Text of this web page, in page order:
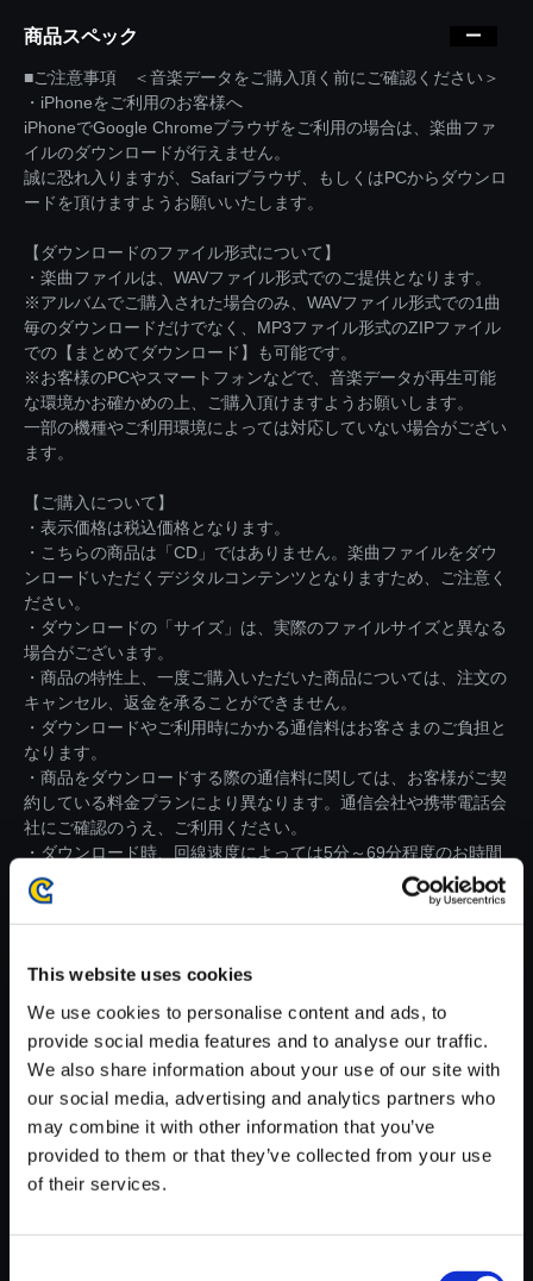
This website uses cookies
We use cookies to personalise content and ads, to
provide social media features and to analyse our traffic.
We also share information about your use of our site with
our social media, advertising and analytics partners who
may combine it with other information that you’ve
provided to them or that they’ve collected from your use
of their services.
商品スペック
■ご注意事項 ＜音楽データをご購入頂く前にご確認ください＞
・iPhoneをご利用のお客様へ
iPhoneでGoogle Chromeブラウザをご利用の場合は、楽曲ファ
イルのダウンロードが行えません。
誠に恐れ入りますが、Safariブラウザ、もしくはPCからダウンロ
ードを頂けますようお願いいたします。
【ダウンロードのファイル形式について】
・楽曲ファイルは、WAVファイル形式でのご提供となります。
※アルバムでご購入された場合のみ、WAVファイル形式での1曲
毎のダウンロードだけでなく、MP3ファイル形式のZIPファイル
での【まとめてダウンロード】も可能です。
※お客様のPCやスマートフォンなどで、音楽データが再生可能
な環境かお確かめの上、ご購入頂けますようお願いします。
一部の機種やご利用環境によっては対応していない場合がござい
ます。
【ご購入について】
・表示価格は税込価格となります。
・こちらの商品は「CD」ではありません。楽曲ファイルをダウ
ンロードいただくデジタルコンテンツとなりますため、ご注意く
ださい。
・ダウンロードの「サイズ」は、実際のファイルサイズと異なる
場合がございます。
・商品の特性上、一度ご購入いただいた商品については、注文の
キャンセル、返金を承ることができません。
・ダウンロードやご利用時にかかる通信料はお客さまのご負担と
なります。
・商品をダウンロードする際の通信料に関しては、お客様がご契
約している料金プランにより異なります。通信会社や携帯電話会
社にご確認のうえ、ご利用ください。
・ダウンロード時、回線速度によっては5分～69分程度のお時間
がかかる場合がございます。
※ご購入いただいたファイルのダウンロードの際には、通信環境
が安定しているWifi環境でお試しください。
【単曲】Street Fighter 6 Origin
al Soundtrack [Year 2] Knock